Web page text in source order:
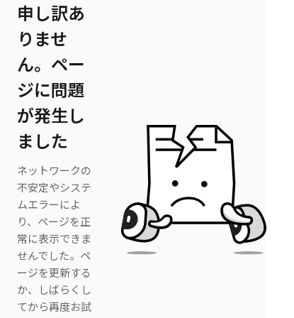
申し訳あ
りませ
ん。ペー
ジに問題
が発生し
ました
ネットワークの
不安定やシステ
ムエラーによ
り、ページを正
常に表示できま
せんでした。ペ
ージを更新する
か、しばらくし
てから再度お試